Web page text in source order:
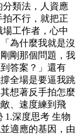
分類法，人資應
不行，就把正
工作者，心中
為什麼我就是沒
剛那個問題，我
答案？」還有
全場是要逼我跳
想著反手拍怎麼
、速度練到飛
1.深度思考 生物
適應的基因，由